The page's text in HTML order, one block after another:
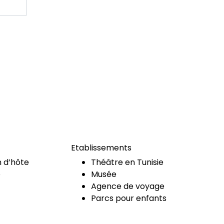
d’hôte
Etablissements
Théâtre en Tunisie
Musée
Agence de voyage
Parcs pour enfants